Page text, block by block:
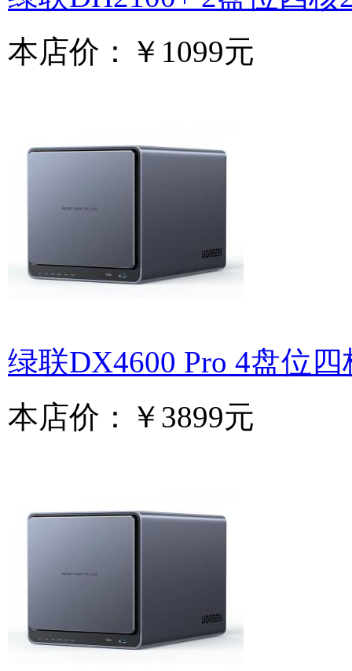
本店价：
￥1099元
绿联DX4600 Pro 4盘位四
本店价：
￥3899元